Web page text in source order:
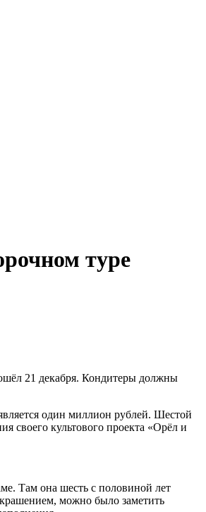
туре
21 декабря. Кондитеры должны
один миллион рублей. Шестой
своего культового проекта «Орёл и
Там она шесть с половиной лет
можно было заметить